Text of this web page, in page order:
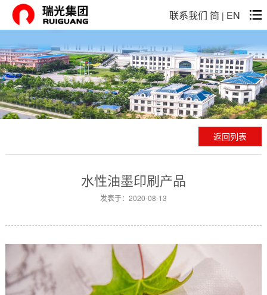
联系我们 简 | EN
返回列表
水性油墨印刷产品
发表于：2020-08-13